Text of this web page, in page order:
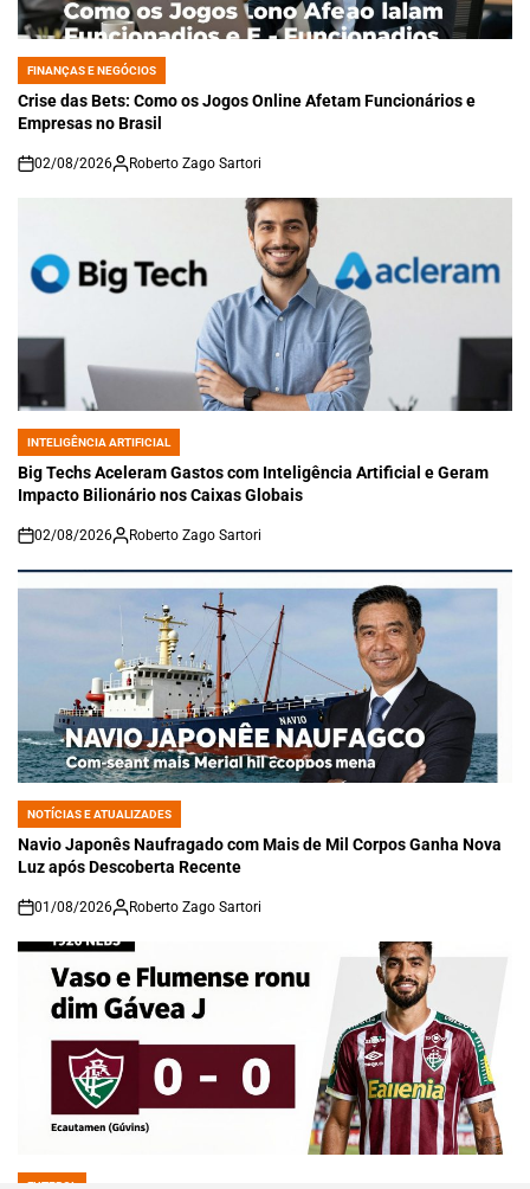
POSTED
IN
FINANÇAS E NEGÓCIOS
Crise das Bets: Como os Jogos Online Afetam Funcionários e
Empresas no Brasil
on
02/08/2026 Roberto Zago Sartori
POSTED
IN
INTELIGÊNCIA ARTIFICIAL
Big Techs Aceleram Gastos com Inteligência Artificial e Geram
Impacto Bilionário nos Caixas Globais
on
02/08/2026 Roberto Zago Sartori
POSTED
IN
NOTÍCIAS E ATUALIZADES
Navio Japonês Naufragado com Mais de Mil Corpos Ganha Nova
Luz após Descoberta Recente
on
01/08/2026 Roberto Zago Sartori
FUTEBOL